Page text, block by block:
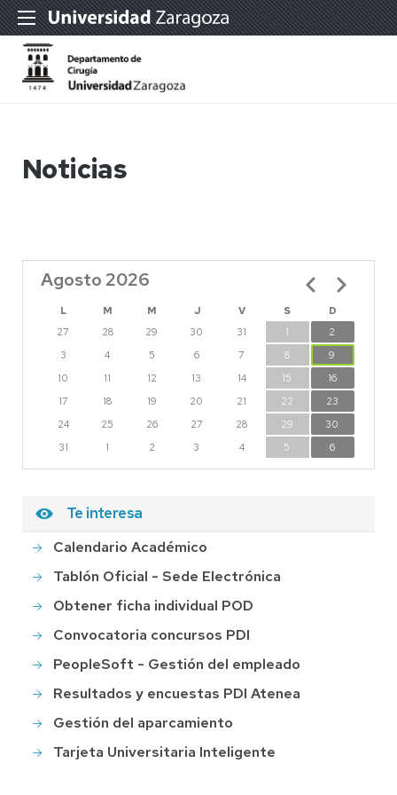
Noticias
Agosto 2026
L M M J V S
D
27
28 29 30 31 1
2
3
4 5 6 7 8
9
10
11 12 13 14 15
16
17
18 19 20 21 22
23
24
25 26 27 28 29
30
31
1 2 3 4 5 6
Paginación
Te interesa
Calendario Académico
Tablón Oficial - Sede Electrónica
Obtener ficha individual POD
Convocatoria concursos PDI
PeopleSoft - Gestión del empleado
Resultados y encuestas PDI Atenea
Gestión del aparcamiento
Tarjeta Universitaria Inteligente